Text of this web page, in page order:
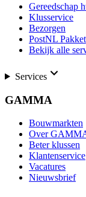
Gereedschap
Klusservice
Bezorgen
PostNL
Bekijk alle
Services
GAMMA
Bouwmarkten
Over
Beter klussen
Klantenservice
Vacatures
Nieuwsbrief